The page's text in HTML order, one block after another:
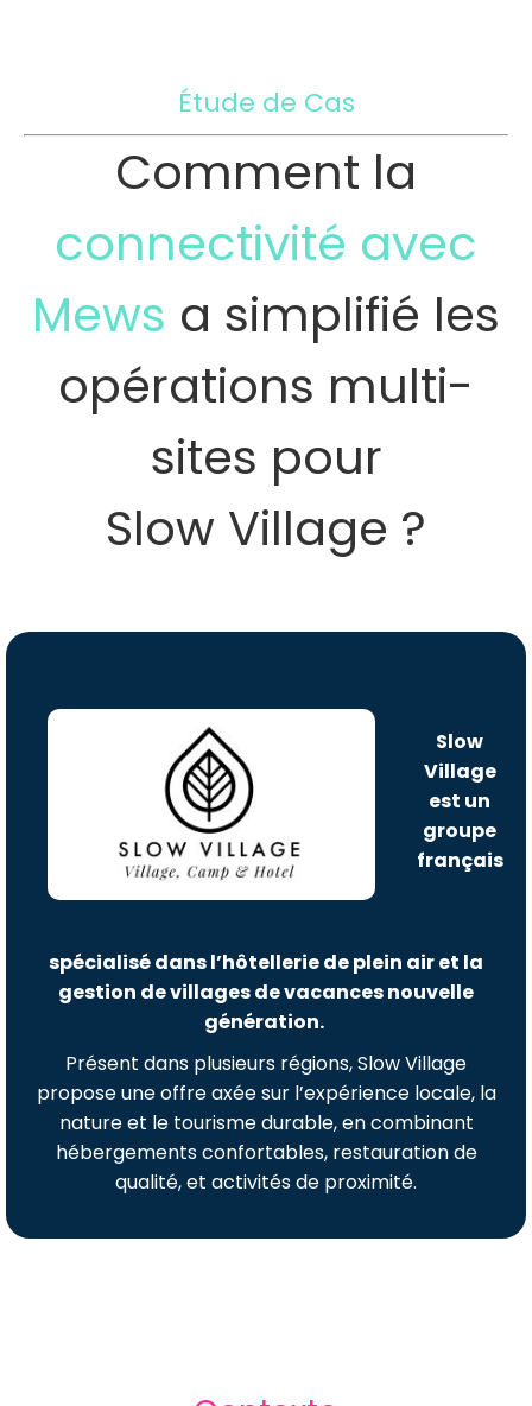
Étude de Cas
Comment la
connectivité avec
Mews a simplifié les
opérations multi-
sites pour
Slow Village ?
Slow
Village
est un
groupe
français
spécialisé dans l’hôtellerie de plein air et la
gestion de villages de vacances nouvelle
génération.
Présent dans plusieurs régions, Slow Village
propose une offre axée sur l’expérience locale, la
nature et le tourisme durable, en combinant
hébergements confortables, restauration de
qualité, et activités de proximité.